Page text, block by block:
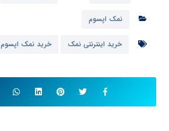
نمک اپسوم
خرید اینترنتی نمک خرید نمک اپسوم